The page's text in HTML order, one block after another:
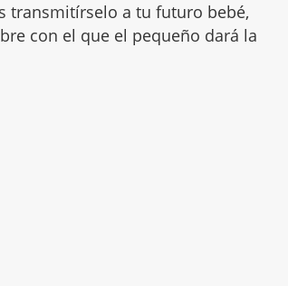
transmitírselo a tu futuro bebé,
con el que el pequeño dará la